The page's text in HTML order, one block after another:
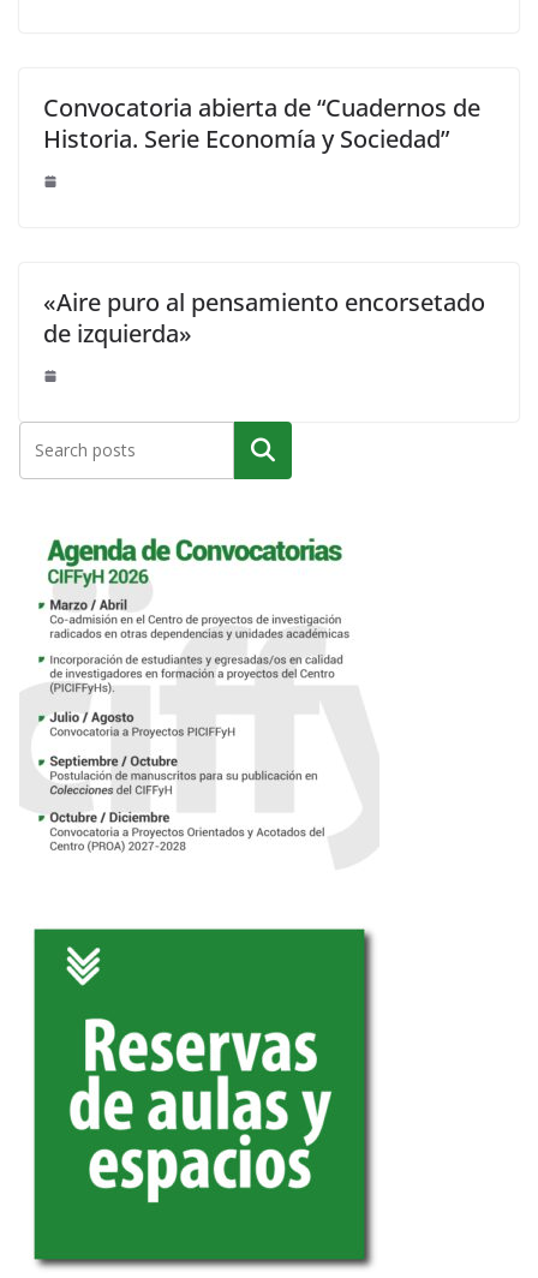
Convocatoria abierta de “Cuadernos de
Historia. Serie Economía y Sociedad”
«Aire puro al pensamiento encorsetado
de izquierda»
Buscar